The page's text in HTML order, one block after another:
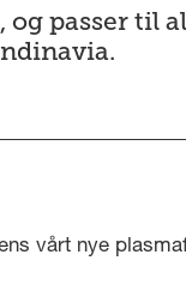
passer til
vårt nye